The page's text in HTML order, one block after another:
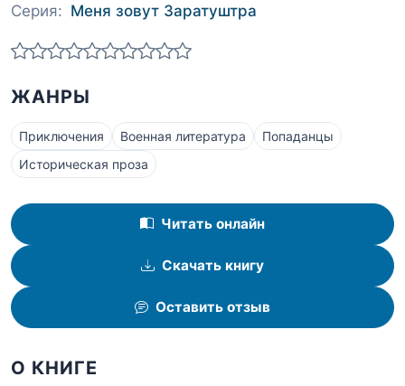
Серия: Меня зовут Заратуштра
ЖАНРЫ
Приключения Военная литература
Попаданцы
Историческая проза
Читать онлайн
Скачать книгу
Оставить отзыв
О КНИГЕ